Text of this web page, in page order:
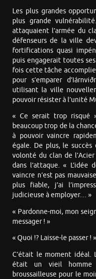
Les plus grandes
plus grande
attaquaient l’armée du
défenseurs de la ville
fortifications quasi
puis engagerait toutes
fois cette tâche
pour s’emparer
utilisant la ville
pouvoir résister à l’unité
« Ce serait trop risqué
beaucoup trop de la
à pouvoir vaincre
égale. De plus, le
volonté du clan de
dans l’attaque. «
vaincre n’est pas
plus fiable, j’ai
judicieuse à employer… »
« Pardonne-moi, mon
messager ! »
« Quoi !? Laisse-le passer !
C’était le moment idéal.
était un vieil homme
broussailleuse pour le